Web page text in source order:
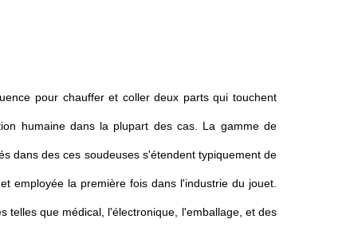
pour chauffer et coller deux parts qui touchent
humaine dans la plupart des cas. La gamme de
dans des ces soudeuses s'étendent typiquement de
employée la première fois dans l'industrie du jouet.
telles que médical, l'électronique, l'emballage, et des